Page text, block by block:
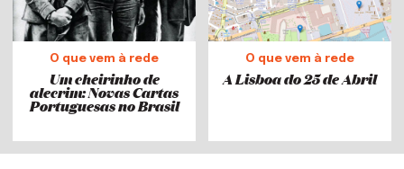
O que vem à rede
Um cheirinho de
alecrim: Novas Cartas
Portuguesas no Brasil
O que vem à rede
A Lisboa do 25 de Abril